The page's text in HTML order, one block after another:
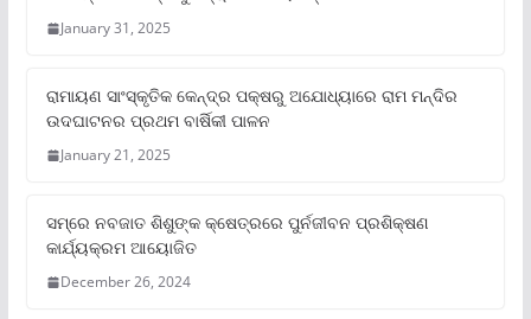
January 31, 2025
ରାମାୟଣ ସାଂସ୍କୃତିକ କେନ୍ଦ୍ର ପକ୍ଷରୁ ଅଯୋଧ୍ୟାରେ ରାମ ମନ୍ଦିର
ଉଦଘାଟନର ପ୍ରଥମ ବାର୍ଷିକୀ ପାଳନ
January 21, 2025
ସମ୍‌ରେ ନବଜାତ ଶିଶୁଙ୍କ କ୍ଷେତ୍ରରେ ପୁର୍ନଜୀବନ ପ୍ରଶିକ୍ଷଣ
କାର୍ଯ୍ୟକ୍ରମ ଆୟୋଜିତ
December 26, 2024